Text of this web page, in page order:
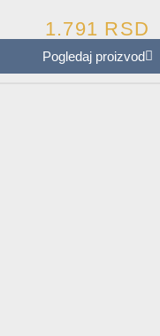
1.791 RSD
Pogledaj proizvod